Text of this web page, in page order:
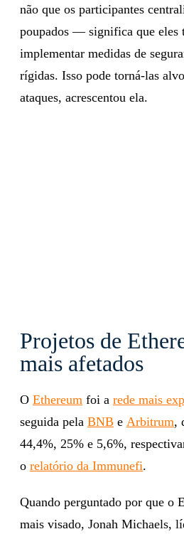
não que os participantes
poupados — significa que eles
implementar medidas de
rígidas. Isso pode torná-las
ataques, acrescentou ela.
Projetos de
mais afetados
O Ethereum foi a rede mais
seguida pela BNB e Arbitrum,
44,4%, 25% e 5,6%,
o relatório da Immunefi.
Quando perguntado por que o
mais visado, Jonah Michaels,